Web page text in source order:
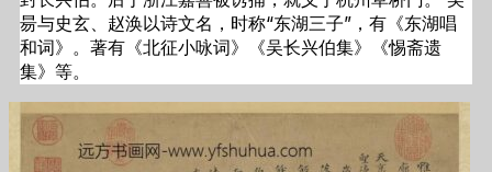
昜与史玄、赵涣以诗文名，时称“东湖三子”，有《东湖唱
和词》。著有《北征小咏词》《吴长兴伯集》《惕斋遗
集》等。